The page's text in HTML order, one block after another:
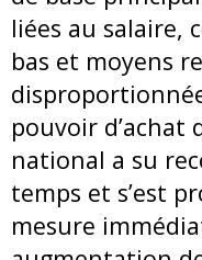
liées au salaire,
bas et moyens
pouvoir d’achat
national a su
temps et s’est
mesure